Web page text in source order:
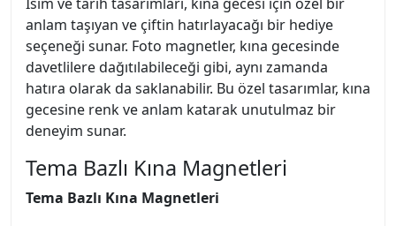
anlam taşıyan ve çiftin hatırlayacağı bir hediye
seçeneği sunar. Foto magnetler, kına gecesinde
davetlilere dağıtılabileceği gibi, aynı zamanda
hatıra olarak da saklanabilir. Bu özel tasarımlar, kına
gecesine renk ve anlam katarak unutulmaz bir
deneyim sunar.
Tema Bazlı Kına Magnetleri
Tema Bazlı Kına Magnetleri